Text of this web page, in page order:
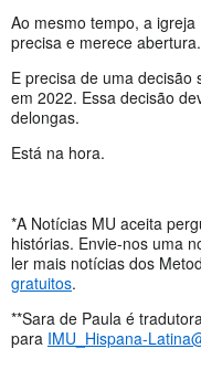
Ao mesmo tempo, a igreja
precisa e merece abertura.
E precisa de uma
em 2022. Essa decisão
delongas.
Está na hora.
*A Notícias MU aceita
histórias. Envie-nos uma
ler mais notícias dos
gratuitos.
**Sara de Paula é
para IMU_Hispana-